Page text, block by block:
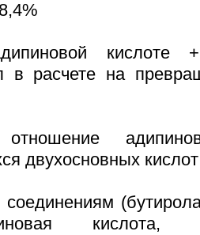
кислоте +
в расчете на
двухосновных
кислота,